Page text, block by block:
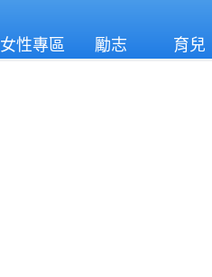
女性專區 勵志 育兒